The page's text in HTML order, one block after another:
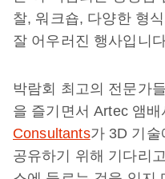
찰, 워크숍, 다양한 형
잘 어우러진 행사입니
박람회 최고의 전문가
을 즐기면서 Artec 앰배
Consultants가 3D 기술
공유하기 위해 기다리